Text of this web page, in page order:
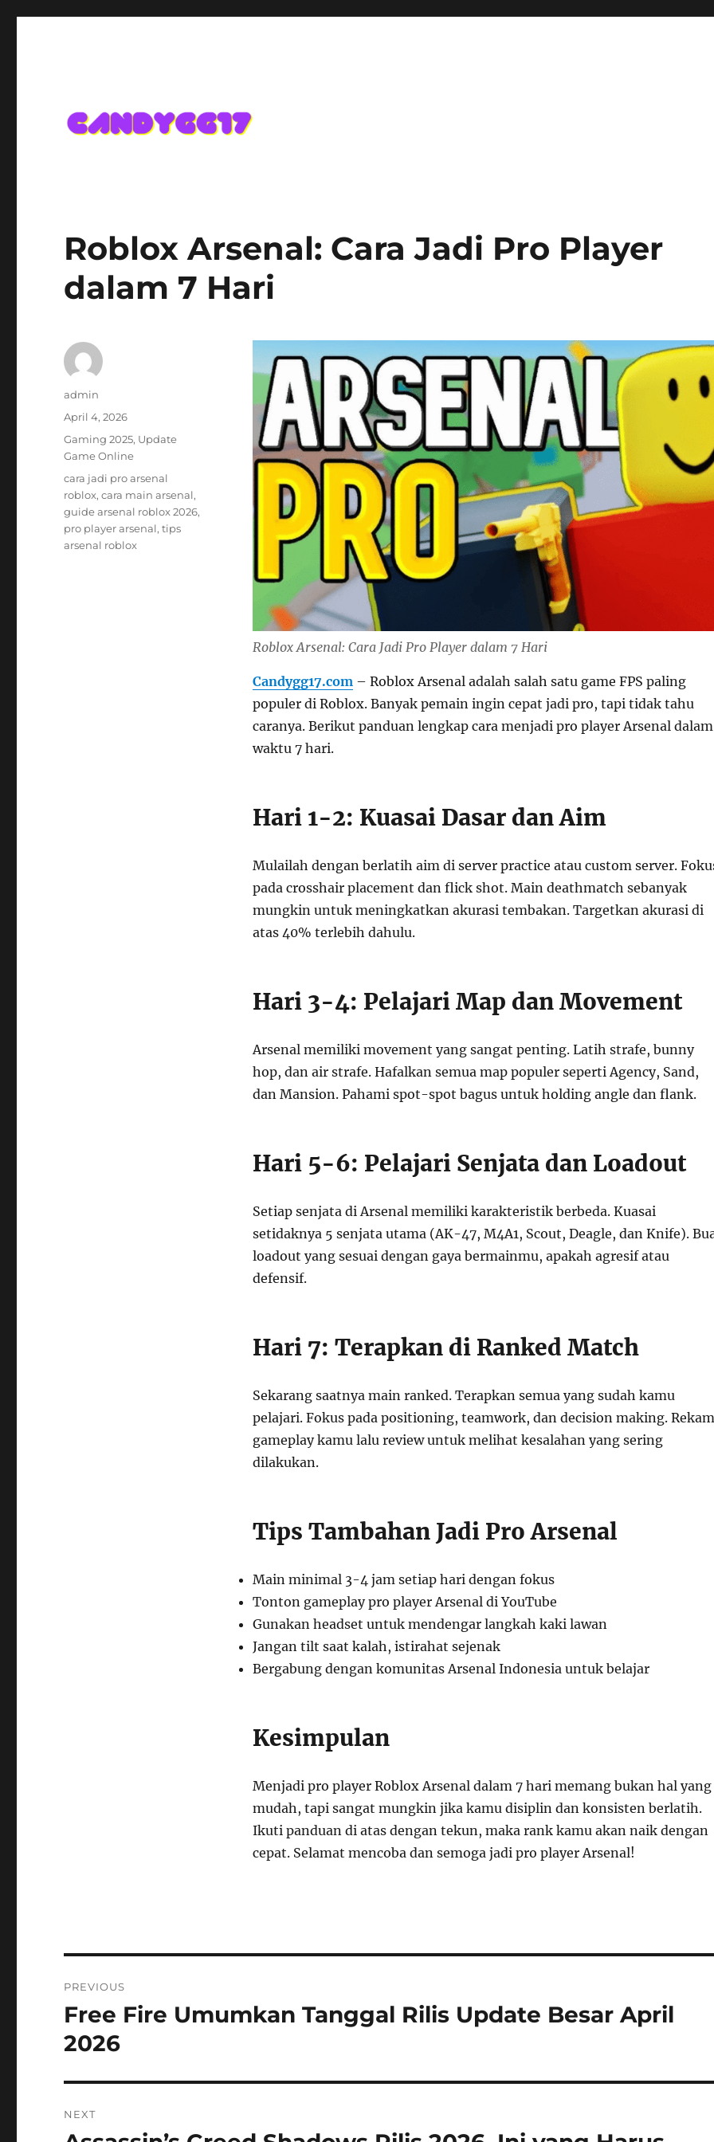
Roblox Arsenal: Cara Jadi Pro Player
dalam 7 Hari
Roblox Arsenal: Cara Jadi Pro Player dalam 7 Hari
Candygg17.com– Roblox Arsenal adalah salah satu game FPS paling
populer di Roblox. Banyak pemain ingin cepat jadi pro, tapi tidak tahu
caranya. Berikut panduan lengkap cara menjadi pro player Arsenal dalam
waktu 7 hari.
Hari 1-2: Kuasai Dasar dan Aim
Mulailah dengan berlatih aim di server practice atau custom server.
pada crosshair placement dan flick shot. Main deathmatch sebanyak
mungkin untuk meningkatkan akurasi tembakan. Targetkan akurasi di
atas 40% terlebih dahulu.
Hari 3-4: Pelajari Map dan Movement
Arsenal memiliki movement yang sangat penting. Latih strafe, bunny
hop, dan air strafe. Hafalkan semua map populer seperti Agency, Sand,
dan Mansion. Pahami spot-spot bagus untuk holding angle dan flank.
Hari 5-6: Pelajari Senjata dan Loadout
Setiap senjata di Arsenal memiliki karakteristik berbeda. Kuasai
setidaknya 5 senjata utama (AK-47, M4A1, Scout, Deagle, dan Knife).
loadout yang sesuai dengan gaya bermainmu, apakah agresif atau
defensif.
Hari 7: Terapkan di Ranked Match
Sekarang saatnya main ranked. Terapkan semua yang sudah kamu
pelajari. Fokus pada positioning, teamwork, dan decision making. Rekam
gameplay kamu lalu review untuk melihat kesalahan yang sering
dilakukan.
Tips Tambahan Jadi Pro Arsenal
Main minimal 3-4 jam setiap hari dengan fokus
Tonton gameplay pro player Arsenal di YouTube
Gunakan headset untuk mendengar langkah kaki lawan
Jangan tilt saat kalah, istirahat sejenak
Bergabung dengan komunitas Arsenal Indonesia untuk belajar
Kesimpulan
Menjadi pro player Roblox Arsenal dalam 7 hari memang bukan hal yang
mudah, tapi sangat mungkin jika kamu disiplin dan konsisten berlatih.
Ikuti panduan di atas dengan tekun, maka rank kamu akan naik dengan
cepat. Selamat mencoba dan semoga jadi pro player Arsenal!
Author
admin
Posted
April 4, 2026
Categories
Gaming 2025, Update
Game Online
Tags
cara jadi pro arsenal
roblox,cara main arsenal,
guide arsenal roblox 2026,
pro player arsenal,tips
arsenal roblox
navigation
PREVIOUS
Previous
post:
Free Fire Umumkan Tanggal Rilis Update Besar April
2026
NEXT
Next